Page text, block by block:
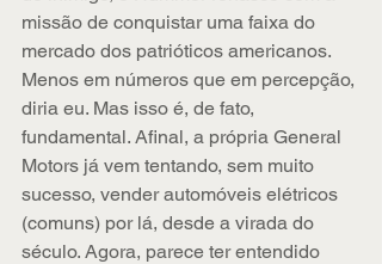
missão de conquistar uma faixa do
mercado dos patrióticos americanos.
Menos em números que em percepção,
diria eu. Mas isso é, de fato,
fundamental. Afinal, a própria General
Motors já vem tentando, sem muito
sucesso, vender automóveis elétricos
(comuns) por lá, desde a virada do
século. Agora, parece ter entendido